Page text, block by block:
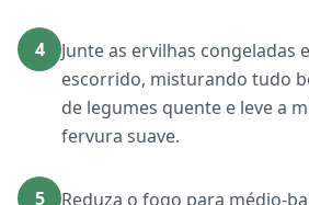
4
Junte as ervilhas congeladas
escorrido, misturando tudo
de legumes quente e leve a
fervura suave.
5
Reduza o fogo para médio-